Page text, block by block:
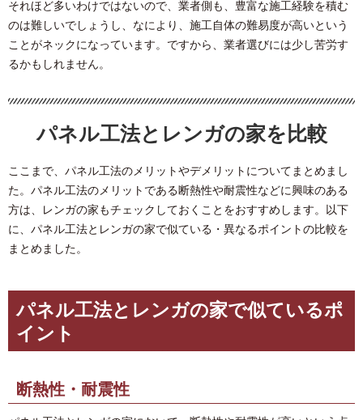
それほど多いわけではないので、業者側も、豊富な施工経験を積む
のは難しいでしょうし、なにより、施工自体の難易度が高いという
ことがネックになっています。ですから、業者選びには少し苦労す
るかもしれません。
パネル工法とレンガの家を比較
ここまで、パネル工法のメリットやデメリットについてまとめまし
た。パネル工法のメリットである断熱性や耐震性などに興味のある
方は、レンガの家もチェックしておくことをおすすめします。以下
に、パネル工法とレンガの家で似ている・異なるポイントの比較を
まとめました。
パネル工法とレンガの家で似ているポ
イント
断熱性・耐震性